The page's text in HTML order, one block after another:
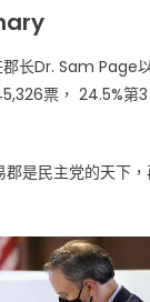
郡长Dr. Sam Page
票， 24.5%第3
是民主党的天下
易时报广告
21日星期六 上午9
免费健康检查